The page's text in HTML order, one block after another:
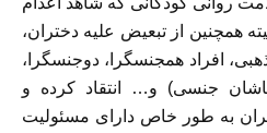
همچنین از تبعیض علیه دختران،
افراد همجنسگرا، دوجنسگرا،
جنسی) و… انتقاد کرده و
به طور خاص دارای مسئولیت